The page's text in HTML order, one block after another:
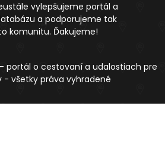
vylepšujeme portál a
a podporujeme tak
komunitu. Ďakujeme!
portál o cestovaní a udalostiach pre
- všetky práva vyhradené